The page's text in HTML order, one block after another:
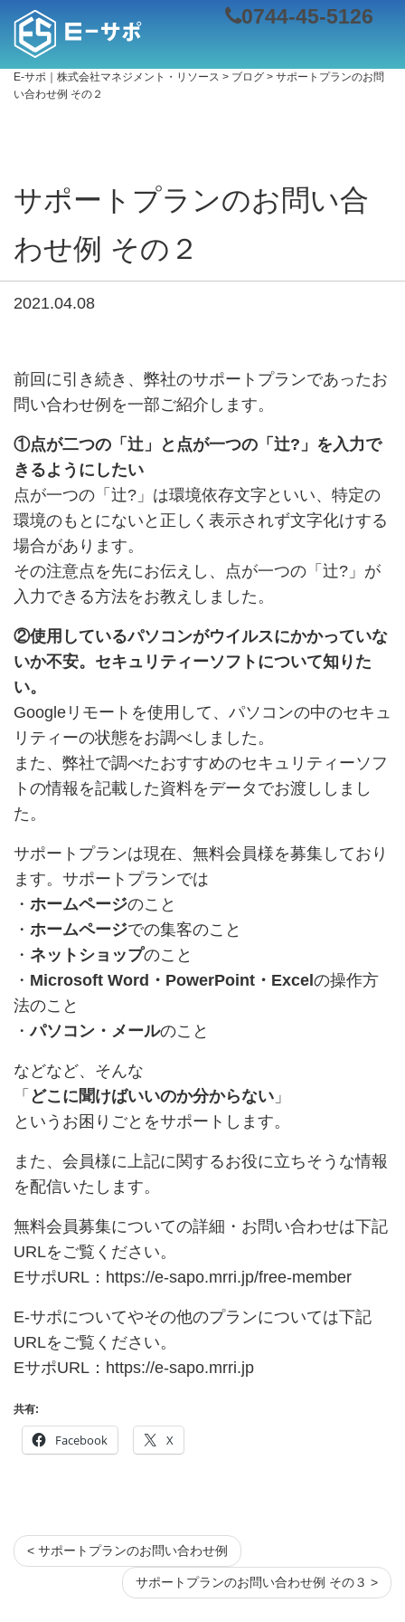
0744-45-5126
E-サポ｜株式会社マネジメント・リソース > ブログ > サポートプランのお問
い合わせ例 その２
サポートプランのお問い合
わせ例 その２
2021.04.08
前回に引き続き、弊社のサポートプランであったお
問い合わせ例を一部ご紹介します。
①点が二つの「辻」と点が一つの「辻?」を入力で
きるようにしたい
点が一つの「辻?」は環境依存文字といい、特定の
環境のもとにないと正しく表示されず文字化けする
場合があります。
その注意点を先にお伝えし、点が一つの「辻?」が
入力できる方法をお教えしました。
②使用しているパソコンがウイルスにかかっていな
いか不安。セキュリティーソフトについて知りた
い。
Googleリモートを使用して、パソコンの中のセキュ
リティーの状態をお調べしました。
また、弊社で調べたおすすめのセキュリティーソフ
トの情報を記載した資料をデータでお渡ししまし
た。
サポートプランは現在、無料会員様を募集しており
ます。サポートプランでは
・ ホームページのこと
・ ホームページでの集客のこと
・ ネットショップのこと
・ Microsoft Word・PowerPoint・Excel の操作方
法のこと
・パソコン・メールのこと
などなど、そんな
「 どこに聞けばいいのか分からない 」
というお困りごとをサポートします。
また、会員様に上記に関するお役に立ちそうな情報
を配信いたします。
無料会員募集についての詳細・お問い合わせは下記
URLをご覧ください。
EサポURL： https://e-sapo.mrri.jp/free-member
E-サポについてやその他のプランについては下記
URLをご覧ください。
EサポURL： https://e-sapo.mrri.jp
共有:
Facebook X
< サポートプランのお問い合わせ例
サポートプランのお問い合わせ例 その３ >